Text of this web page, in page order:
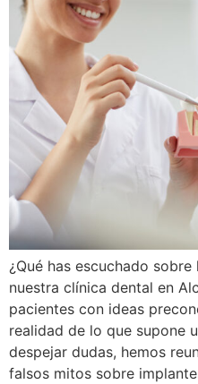
¿Qué has escuchado
nuestra clínica dental en
pacientes con ideas
realidad de lo que supone
despejar dudas, hemos
falsos mitos sobre